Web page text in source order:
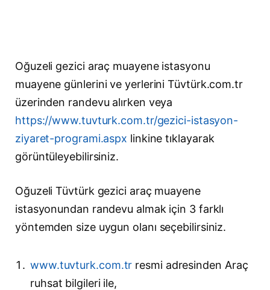
Oğuzeli gezici araç muayene istasyonu
muayene günlerini ve yerlerini Tüvtürk.com.tr
üzerinden randevu alırken veya
https://www.tuvturk.com.tr/gezici-istasyon-
ziyaret-programi.aspx linkine tıklayarak
görüntüleyebilirsiniz.
Oğuzeli Tüvtürk gezici araç muayene
istasyonundan randevu almak için 3 farklı
yöntemden size uygun olanı seçebilirsiniz.
www.tuvturk.com.tr resmi adresinden Araç
ruhsat bilgileri ile,